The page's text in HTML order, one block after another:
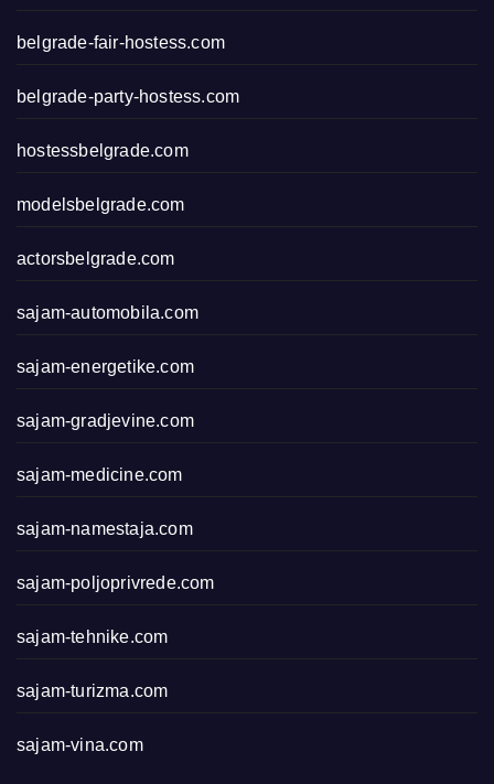
belgrade-fair-hostess.com
belgrade-party-hostess.com
hostessbelgrade.com
modelsbelgrade.com
actorsbelgrade.com
sajam-automobila.com
sajam-energetike.com
sajam-gradjevine.com
sajam-medicine.com
sajam-namestaja.com
sajam-poljoprivrede.com
sajam-tehnike.com
sajam-turizma.com
sajam-vina.com